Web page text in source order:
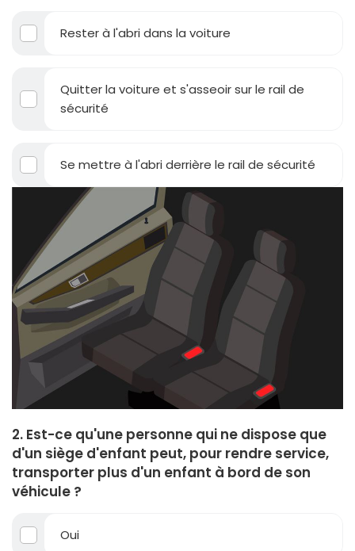
Rester à l'abri dans la voiture
Quitter la voiture et s'asseoir sur le rail de
sécurité
Se mettre à l'abri derrière le rail de sécurité
2. Est-ce qu'une personne qui ne dispose que
d'un siège d'enfant peut, pour rendre service,
transporter plus d'un enfant à bord de son
véhicule ?
Oui